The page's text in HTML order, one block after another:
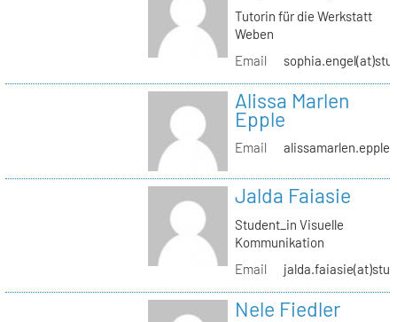
Tutorin für die Werkstatt
Weben
Email
Alissa Marlen
Epple
Email
Jalda Faiasie
Student_in Visuelle
Kommunikation
Email
Nele Fiedler